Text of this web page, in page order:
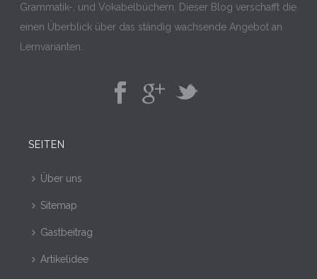
Grammatik-, und Vokabelbüchern. Dieser Blog verschafft die
einen Überblick über das ständig wachsende Angebot an
Lernvarianten.
SEITEN
Über uns
Sitemap
Gastbeitrag
Artikelidee